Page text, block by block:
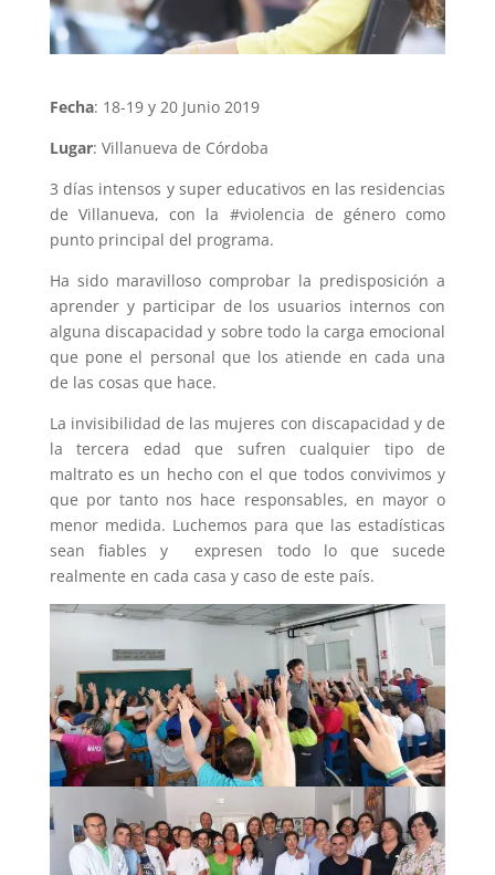
Fecha: 18-19 y 20 Junio 2019
Lugar: Villanueva de Córdoba
3 días intensos y super educativos en las residencias
de Villanueva, con la #violencia de género como
punto principal del programa.
Ha sido maravilloso comprobar la predisposición a
aprender y participar de los usuarios internos con
alguna discapacidad y sobre todo la carga emocional
que pone el personal que los atiende en cada una
de las cosas que hace.
La invisibilidad de las mujeres con discapacidad y de
la tercera edad que sufren cualquier tipo de
maltrato es un hecho con el que todos convivimos y
que por tanto nos hace responsables, en mayor o
menor medida. Luchemos para que las estadísticas
sean fiables y expresen todo lo que sucede
realmente en cada casa y caso de este país.